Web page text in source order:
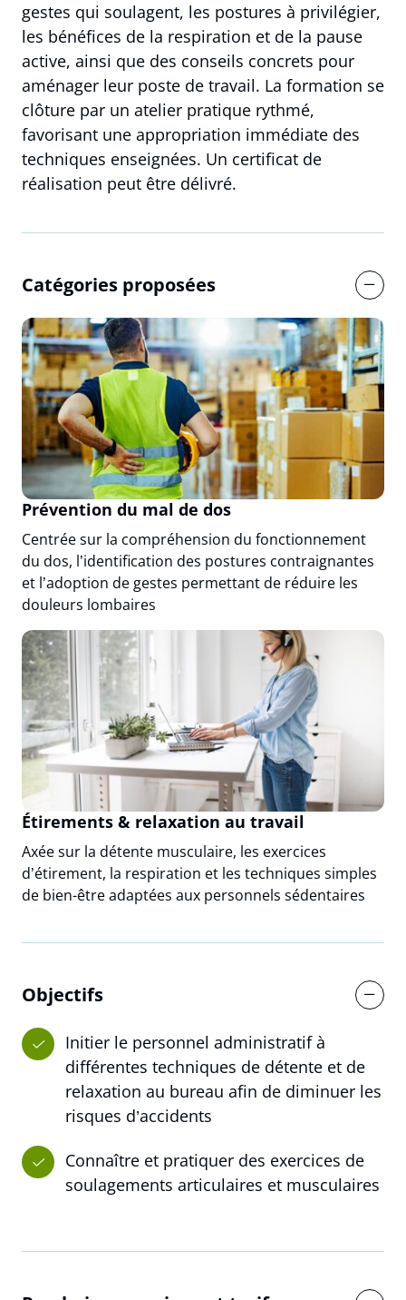
gestes qui soulagent, les postures à privilégier,
les bénéfices de la respiration et de la pause
active, ainsi que des conseils concrets pour
aménager leur poste de travail. La formation se
clôture par un atelier pratique rythmé,
favorisant une appropriation immédiate des
techniques enseignées. Un certificat de
réalisation peut être délivré.
Catégories proposées
Prévention du mal de dos
Centrée sur la compréhension du fonctionnement
du dos, l’identification des postures contraignantes
et l’adoption de gestes permettant de réduire les
douleurs lombaires
Étirements & relaxation au travail
Axée sur la détente musculaire, les exercices
d’étirement, la respiration et les techniques simples
de bien-être adaptées aux personnels sédentaires
Objectifs
Initier le personnel administratif à
différentes techniques de détente et de
relaxation au bureau afin de diminuer les
risques d’accidents
Connaître et pratiquer des exercices de
soulagements articulaires et musculaires